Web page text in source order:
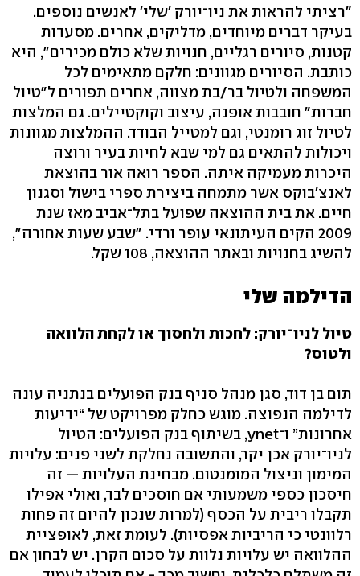
"רציתי להראות את ניו־יורק 'שלי' לאנשים נוספים.
בעיקר דברים מיוחדים, מדליקים, אחרים. מסעדות
קטנות, סיורים רגליים, חנויות שלא כולם מכירים", היא
כותבת. הסיורים מגוונים: חלקם מתאימים לכל
המשפחה ולטיול בר/בת מצווה, אחרים תפורים ל"טיול
חברות" חובבות אופנה, עיצוב וקוקטיילים. גם המלצות
לטיול זוג רומנטי, וגם למטייל הבודד. ההמלצות מגוונות
ויכולות להתאים גם למי שבא לחיות בעיר ורוצה
היכרות מעמיקה איתה. הספר רואה אור בהוצאת
לאנצ׳בוקס אשר מתמחה ביצירת ספרי בישול וסגנון
חיים. את בית ההוצאה שפועל בתל־אביב מאז שנת
2009 הקים העיתונאי עופר ורדי. "שבע שעות אחורה",
להשיג בחנויות ובאתר ההוצאה, 108 שקל.
הדילמה שלי
טיול לניו־יורק: לחכות ולחסוך או לקחת הלוואה
ולטוס?
תום בן דוד, סגן מנהל סניף בנק הפועלים בנתניה עונה
לדילמה הנפוצה. מוגש כחלק מפרויקט של “ידיעות
אחרונות” ו־ynet, בשיתוף בנק הפועלים: הטיול
לניו־יורק אכן יקר, והתשובה נחלקת לשני פנים: עלויות
המימון וניצול המומנטום. מבחינת העלויות — זה
חיסכון כספי משמעותי אם חוסכים לבד, ואולי אפילו
תקבלו ריבית על הכסף (למרות שנכון להיום זה פחות
רלוונטי כי הריביות אפסיות). לעומת זאת, לאופציית
ההלוואה יש עלויות נלוות על סכום הקרן. יש לבחון אם